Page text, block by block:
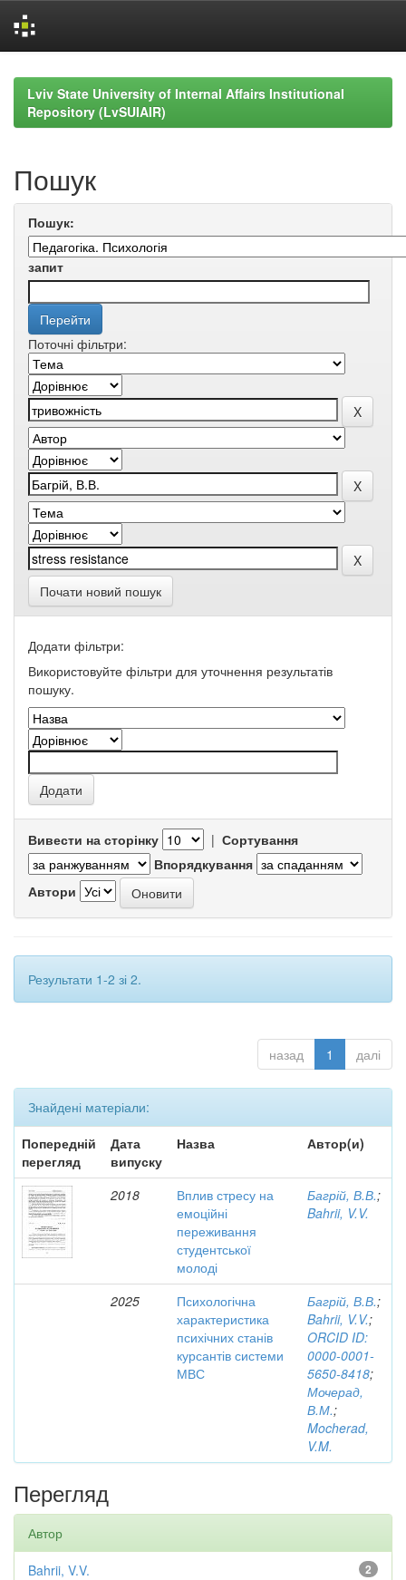
navigationLviv State University of Internal Affairs Institutional
Repository (LvSUIAIR)
Пошук
Пошук:
запит
Поточні фільтри:
Почати новий пошук
Додати фільтри:
Використовуйте фільтри для уточнення результатів
пошуку.
Вивести на сторінку | Сортування
Впорядкування
Автори
Результати 1-2 зі 2.
назад 1 далі
Знайдені матеріали:
Попередній
перегляд
Дата
випуску
Назва Автор(и)
2018
Вплив стресу на
емоційні
переживання
студентської
молоді
Багрій, В.В.;
Bahrii, V.V.
2025
Психологічна
характеристика
психічних станів
курсантів системи
МВС
Багрій, В.В.;
Bahrii, V.V.;
ORCID ID:
0000-0001-
5650-8418;
Мочерад,
В.М.;
Mocherad,
V.M.
Перегляд
Автор
2
Bahrii, V.V.